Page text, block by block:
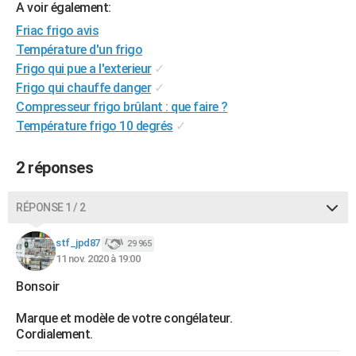
Destinations
City break
Voyage nature
Voyage de noces
Forum
Climat
+
GUIDES D'ACHAT
BONS PLANS
CARTE DE VOEUX
Dictionnaire
Biographies
Citations
Expressions
Proverbes
PROGRAMME TV
COPAINS D'AVANT
S'inscrire
Se connecter
Lycées
Collèges
Primaires
Universités
Entreprises
Service militaire
Avis de recherche
AVIS DE DÉCÈS
A voir également:
Friac frigo avis
Température d'un frigo
Frigo qui pue a l'exterieur ✓
Frigo qui chauffe danger ✓
Compresseur frigo brûlant : que faire ?
Température frigo 10 degrés ✓
2 réponses
RÉPONSE 1 / 2
stf_jpd87 29 965
11 nov. 2020 à 19:00
Bonsoir
Marque et modèle de votre congélateur.
Cordialement.